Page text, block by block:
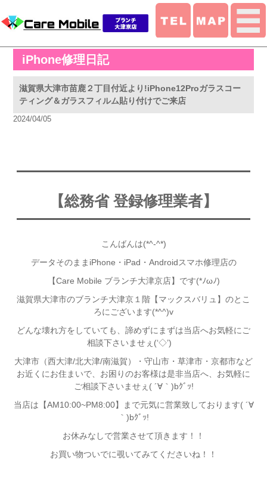
iPhone修理日記
滋賀県大津市苗鹿２丁目付近より!iPhone12Proガラスコー
ティング＆ガラスフィルム貼り付けでご来店
2024/04/05
【総務省 登録修理業者】
こんばんは(*^-^*)
データそのままiPhone・iPad・Androidスマホ修理店の
【Care Mobile ブランチ大津京店】です(*ﾉωﾉ)
滋賀県大津市のブランチ大津京１階【マックスバリュ】のとこ
ろにございます(*^^)v
どんな壊れ方をしていても、諦めずにまずは当店へお気軽にご
相談下さいませぇ(‘◇’)ゞ
大津市（西大津/北大津/南滋賀）・守山市・草津市・京都市など
お近くにお住まいで、お困りのお客様は是非当店へ、お気軽に
ご相談下さいませぇ( ´∀｀)bｸﾞｯ!
当店は【AM10:00~PM8:00】まで元気に営業致しております( ´∀
｀)bｸﾞｯ!
お休みなしで営業させて頂きます！！
お買い物ついでに覗いてみてくださいね！！